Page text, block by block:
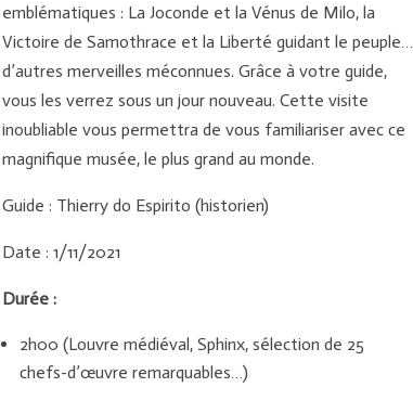
emblématiques : La Joconde et la Vénus de Milo, la
Victoire de Samothrace et la Liberté guidant le peuple…
d’autres merveilles méconnues. Grâce à votre guide,
vous les verrez sous un jour nouveau. Cette visite
inoubliable vous permettra de vous familiariser avec ce
magnifique musée, le plus grand au monde.
Guide : Thierry do Espirito (historien)
Date : 1/11/2021
Durée :
2h00 (Louvre médiéval, Sphinx, sélection de 25
chefs-d’œuvre remarquables…)